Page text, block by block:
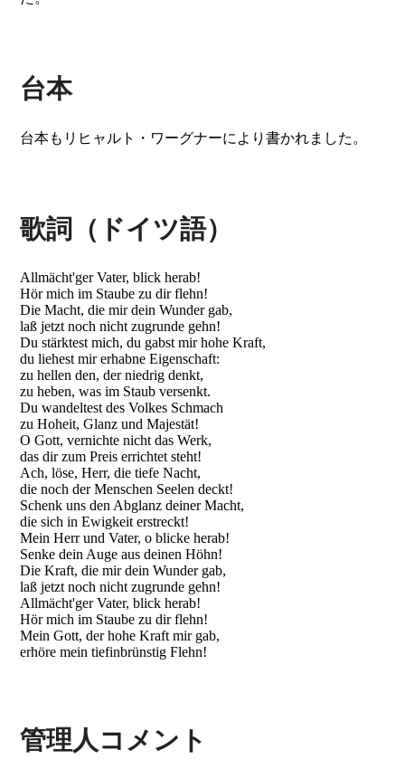
台本
台本もリヒャルト・ワーグナーにより書かれました。
歌詞（ドイツ語）
Allmächt'ger Vater, blick herab!
Hör mich im Staube zu dir flehn!
Die Macht, die mir dein Wunder gab,
laß jetzt noch nicht zugrunde gehn!
Du stärktest mich, du gabst mir hohe Kraft,
du liehest mir erhabne Eigenschaft:
zu hellen den, der niedrig denkt,
zu heben, was im Staub versenkt.
Du wandeltest des Volkes Schmach
zu Hoheit, Glanz und Majestät!
O Gott, vernichte nicht das Werk,
das dir zum Preis errichtet steht!
Ach, löse, Herr, die tiefe Nacht,
die noch der Menschen Seelen deckt!
Schenk uns den Abglanz deiner Macht,
die sich in Ewigkeit erstreckt!
Mein Herr und Vater, o blicke herab!
Senke dein Auge aus deinen Höhn!
Die Kraft, die mir dein Wunder gab,
laß jetzt noch nicht zugrunde gehn!
Allmächt'ger Vater, blick herab!
Hör mich im Staube zu dir flehn!
Mein Gott, der hohe Kraft mir gab,
erhöre mein tiefinbrünstig Flehn!
管理人コメント